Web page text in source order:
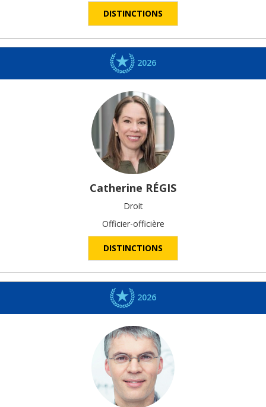
DISTINCTIONS
2026
Catherine RÉGIS
Droit
Officier-officière
DISTINCTIONS
2026